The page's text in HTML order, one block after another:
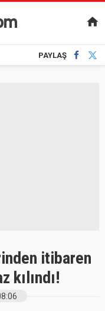
PAYLAŞ
itibaren
kılındı!